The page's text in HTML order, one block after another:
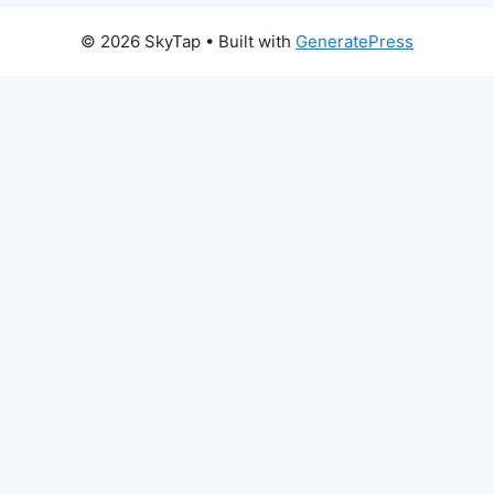
© 2026 SkyTap • Built with GeneratePress